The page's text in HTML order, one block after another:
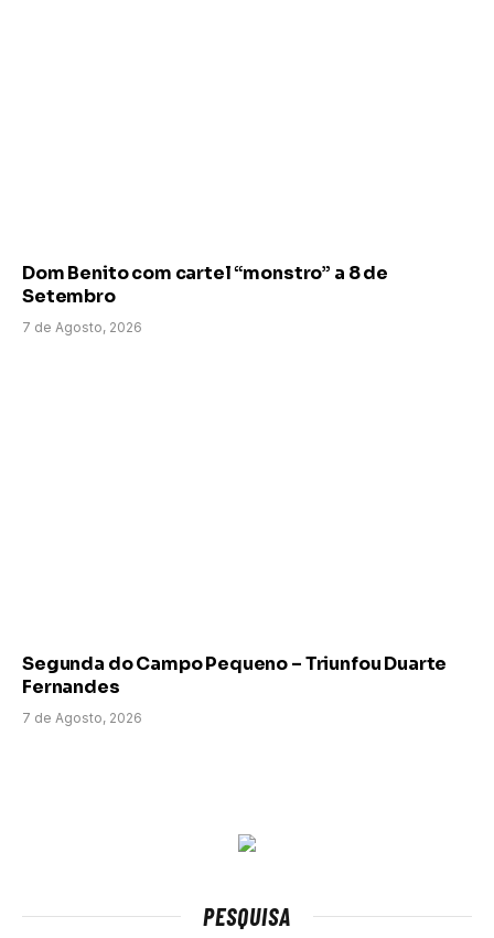
Dom Benito com cartel “monstro” a 8 de
Setembro
7 de Agosto, 2026
Segunda do Campo Pequeno – Triunfou Duarte
Fernandes
7 de Agosto, 2026
PESQUISA